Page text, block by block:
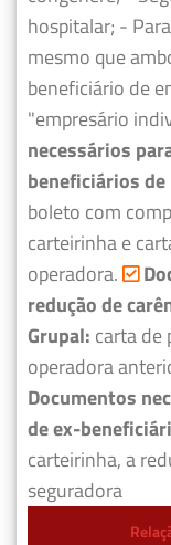
hospitalar; -
mesmo que
beneficiário de
"empresário
necessários
beneficiários
boleto com
carteirinha e
operadora.
redução de
Grupal: carta de
operadora
Documentos
de ex-
carteirinha, a
seguradora